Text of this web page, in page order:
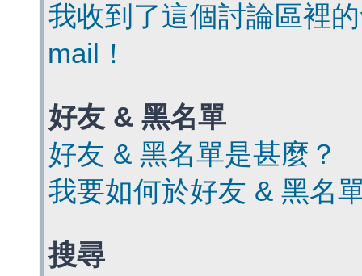
我收到了這個討論區裡
mail！
好友 & 黑名單
好友 & 黑名單是甚麼？
我要如何於好友 & 黑名
搜尋